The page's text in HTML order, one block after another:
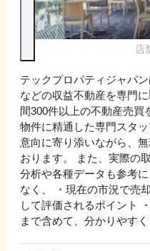
店
テックプロパティジャパ
などの収益不動産を専門
間300件以上の不動産売買
物件に精通した専門スタ
意向に寄り添いながら、
おります。 また、実際の
分析や各種データも参考
なく、 ・現在の市況で売
して評価されるポイント
まで含めて、分かりやす